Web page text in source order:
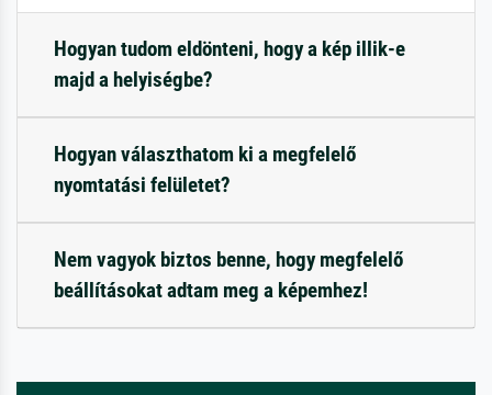
Hogyan tudom eldönteni, hogy a kép illik-e
majd a helyiségbe?
Hogyan választhatom ki a megfelelő
nyomtatási felületet?
Nem vagyok biztos benne, hogy megfelelő
beállításokat adtam meg a képemhez!